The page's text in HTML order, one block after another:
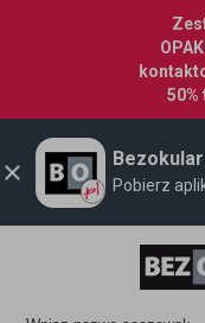
50%
Pobierz